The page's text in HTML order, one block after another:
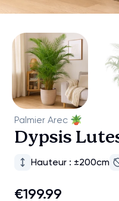
Palmier Arec 🪴
Dypsis
Hauteur : ±200cm
€199.99